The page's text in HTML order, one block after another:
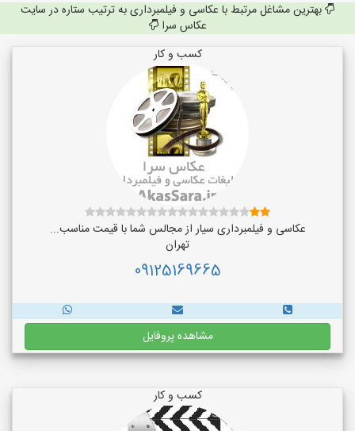
بهترین مشاغل مرتبط با عکاسی و فیلمبرداری به ترتیب ستاره در سایت
عکاس سرا
کسب و کار
عکاسی و فیلمبرداری سیار از مجالس شما با قیمت مناسب...
تهران
09125169665
مشاهده پروفایل
کسب و کار